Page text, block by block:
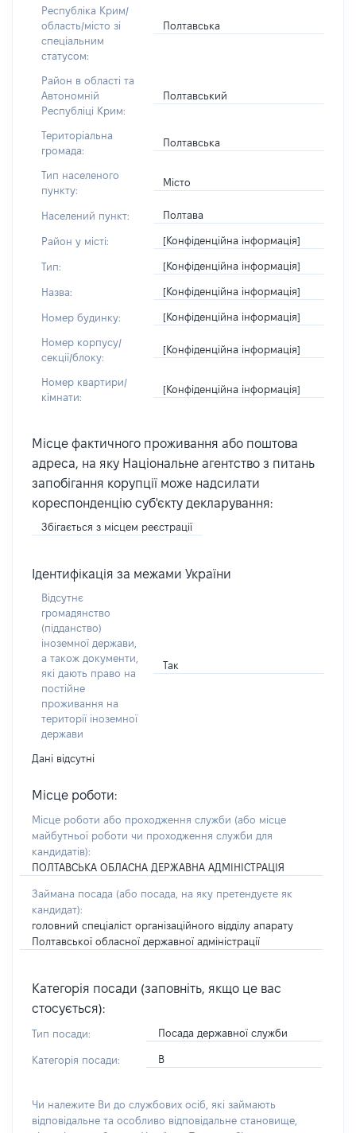
Республіка Крим/
область/місто зі
спеціальним
статусом:
Полтавська
Район в області та
Автономній
Республіці Крим:
Полтавський
Територіальна
громада:
Полтавська
Тип населеного
пункту:
Місто
Населений пункт: Полтава
Район у місті: [Конфіденційна інформація]
Тип: [Конфіденційна інформація]
Назва: [Конфіденційна інформація]
Номер будинку: [Конфіденційна інформація]
Номер корпусу/
секції/блоку:
[Конфіденційна інформація]
Номер квартири/
кімнати:
[Конфіденційна інформація]
Місце фактичного проживання або поштова
адреса, на яку Національне агентство з питань
запобігання корупції може надсилати
кореспонденцію суб'єкту декларування:
Збігається з місцем реєстрації
Ідентифікація за межами України
Відсутнє
громадянство
(підданство)
іноземної держави,
а також документи,
які дають право на
постійне
проживання на
території іноземної
держави
Так
Дані відсутні
Місце роботи:
Місце роботи або проходження служби (або місце
майбутньої роботи чи проходження служби для
кандидатів):
ПОЛТАВСЬКА ОБЛАСНА ДЕРЖАВНА АДМІНІСТРАЦІЯ
Займана посада (або посада, на яку претендуєте як
кандидат):
головний спеціаліст організаційного відділу апарату
Полтавської обласної державної адміністрації
Категорія посади (заповніть, якщо це вас
стосується):
Тип посади: Посада державної служби
Категорія посади: В
Чи належите Ви до службових осіб, які займають
відповідальне та особливо відповідальне становище,